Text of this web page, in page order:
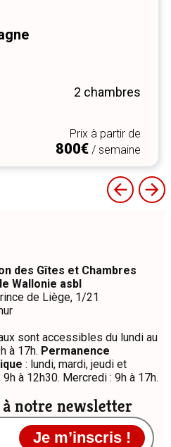
2 chambres
Prix à partir de
800€/ semaine
notre newsletter
Je m’inscris !
des Gîtes et Chambres
Wallonie asbl
de Liège, 1/21
sont accessibles du lundi au
à 17h. Permanence
: lundi, mardi, jeudi et
à 12h30. Mercredi : 9h à 17h.